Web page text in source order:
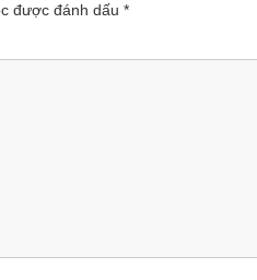
được đánh dấu *